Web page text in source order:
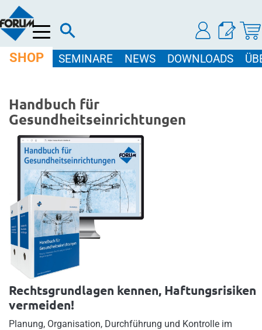
Menü
SHOP SEMINARE NEWS DOWNLOADS
Handbuch für
Gesundheitseinrichtungen
Rechtsgrundlagen kennen, Haftungsrisiken
vermeiden!
Planung, Organisation, Durchführung und Kontrolle im